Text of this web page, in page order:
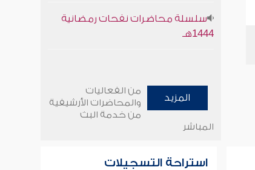
سلسلة محاضرات نفحات رمضانية
1444هـ
المزيد
من الفعاليات
والمحاضرات الأرشيفية
من خدمة البث
المباشر
استراحة التسجيلات